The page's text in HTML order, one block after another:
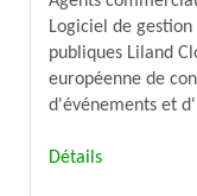
Logiciel de
publiques Liland
européenne de
d'événements et
Détails